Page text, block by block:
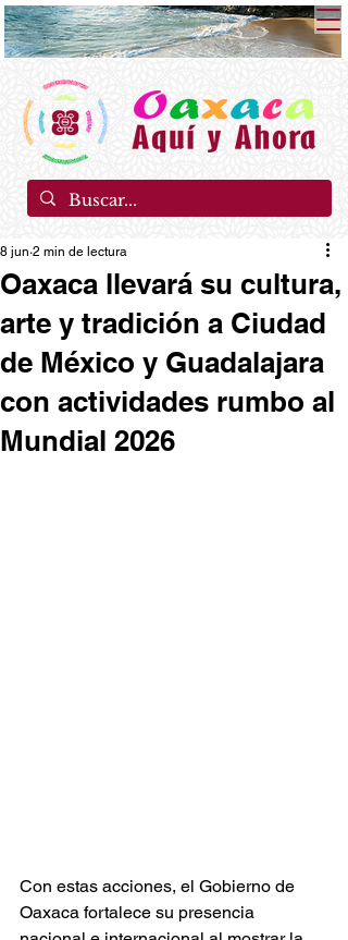
Oaxaca llevará su cultura,
arte y tradición a Ciudad
de México y Guadalajara
con actividades rumbo al
Mundial 2026
8 jun 2 min de lectura
Con estas acciones, el Gobierno de
Oaxaca fortalece su presencia